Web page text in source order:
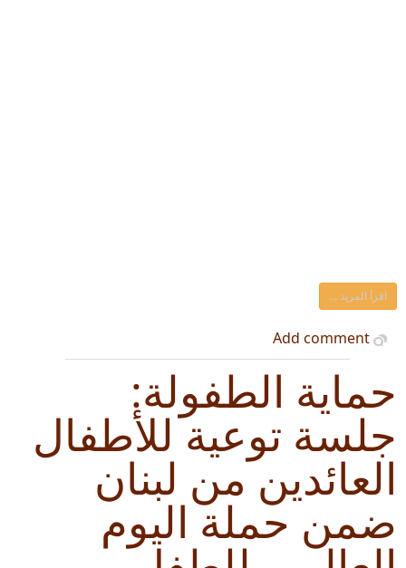
اقرأ المزيد ...
Add comment
حماية الطفولة:
جلسة توعية للأطفال
العائدين من لبنان
ضمن حملة اليوم